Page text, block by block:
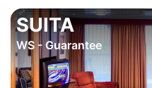
SUITA
WS - Guarantee